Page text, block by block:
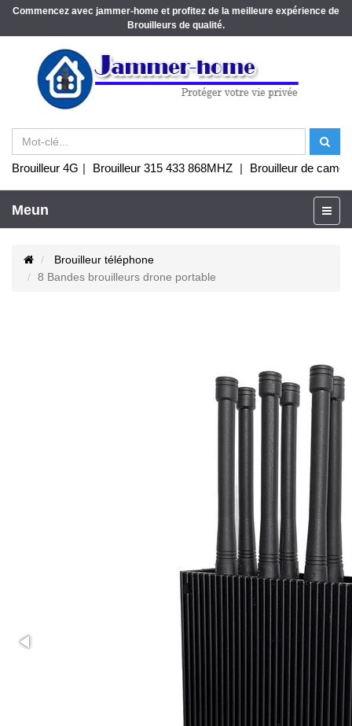
Commencez avec jammer-home et profitez de la meilleure expérience de
Brouilleurs de qualité.
Brouilleur 4G | Brouilleur 315 433 868MHZ | Brouilleur de
Meun
Brouilleur téléphone
8 Bandes brouilleurs drone portable